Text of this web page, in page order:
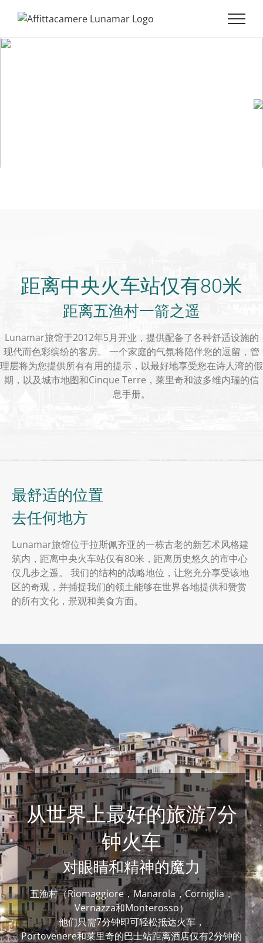
距离中央火车站仅有80米
距离五渔村一箭之遥
Lunamar旅馆于2012年5月开业，提供配备了各种舒适设施的
现代而色彩缤纷的客房。 一个家庭的气氛将陪伴您的逗留，管
理层将为您提供所有有用的提示，以最好地享受您在诗人湾的假
期，以及城市地图和Cinque Terre，莱里奇和波多维内瑞的信
息手册。
最舒适的位置
去任何地方
Lunamar旅馆位于拉斯佩齐亚的一栋古老的新艺术风格建
筑内，距离中央火车站仅有80米，距离历史悠久的市中心
仅几步之遥。 我们的结构的战略地位，让您充分享受该地
区的奇观，并捕捉我们的领土能够在世界各地提供和赞赏
的所有文化，景观和美食方面。
从世界上最好的旅游7分
钟火车
对眼睛和精神的魔力
五渔村（Riomaggiore，Manarola，Corniglia，
Vernazza和Monterosso）
他们只需7分钟即可轻松抵达火车，
Portovenere和莱里奇的巴士站距离酒店仅有2分钟的